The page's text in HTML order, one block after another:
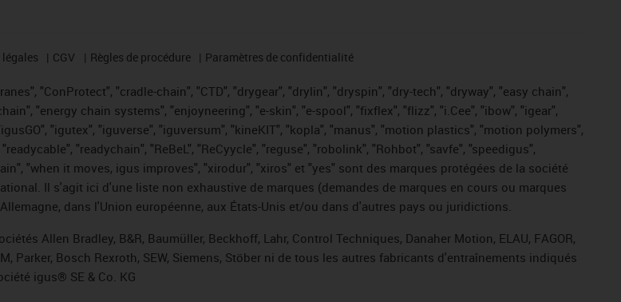
CGV Règles de procédure Paramètres de confidentialité
"ConProtect", "cradle-chain", "CTD", "drygear", "drylin", "dryspin", "dry-tech", "dryway", "easy chain",
"energy chain systems", "enjoyneering", "e-skin", "e-spool", "fixflex", "flizz", "i.Cee", "ibow", "igear",
"igutex", "iguverse", "iguversum", "kineKIT", "kopla", "manus", "motion plastics", "motion polymers",
"readychain", "ReBeL", "ReCyycle", "reguse", "robolink", "Rohbot", "savfe", "speedigus",
"when it moves, igus improves", "xirodur", "xiros" et "yes" sont des marques protégées de la société
Il s'agit ici d'une liste non exhaustive de marques (demandes de marques en cours ou marques
dans l'Union européenne, aux États-Unis et/ou dans d'autres pays ou juridictions.
Allen Bradley, B&R, Baumüller, Beckhoff, Lahr, Control Techniques, Danaher Motion, ELAU, FAGOR,
Parker, Bosch Rexroth, SEW, Siemens, Stöber ni de tous les autres fabricants d'entraînements indiqués
igus® SE & Co. KG